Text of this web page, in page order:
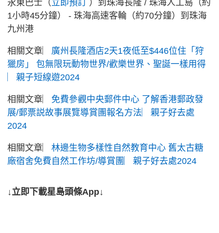
永東巴士（立即預訂 ）到珠海長隆 / 珠海人工島（約
1小時45分鐘） - 珠海高速客輪（約70分鐘）到珠海
九州港
相關文章︳ 廣州長隆酒店2天1夜低至$446位住「狩
獵房」 包無限玩動物世界/歡樂世界、聖誕一樣用得
︳親子短線遊2024
相關文章︳ 免費參觀中央郵件中心 了解香港郵政發
展/郵票説故事展覽導賞團報名方法︳親子好去處
2024
相關文章︳ 林邊生物多樣性自然教育中心 舊太古糖
廠宿舍免費自然工作坊/導賞團︳親子好去處2024
↓立即下載星島頭條App↓